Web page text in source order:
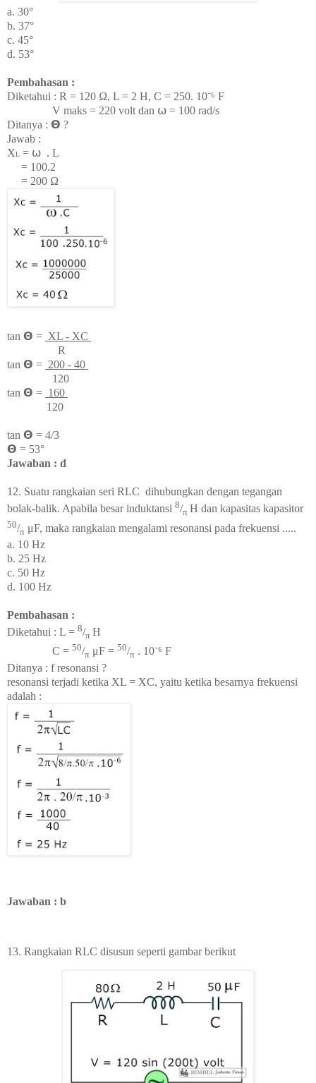
a. 30°
b. 37°
c. 45°
d. 53°
Pembahasan :
Diketahui : R = 120 Ω, L = 2 H, C = 250. 10⁻⁶ F
V maks = 220 volt dan ⍵ = 100 rad/s
Ditanya : 𝝝 ?
Jawab :
XL = ⍵ . L
= 100.2
= 200 Ω
tan 𝝝 = XL - XC
R
tan 𝝝 = 200 - 40
120
tan 𝝝 = 160
120
tan 𝝝 = 4/3
𝝝 = 53°
Jawaban : d
12. Suatu rangkaian seri RLC dihubungkan dengan tegangan
bolak-balik. Apabila besar induktansi 8/π H dan kapasitas kapasitor
50/π μF, maka rangkaian mengalami resonansi pada frekuensi .....
a. 10 Hz
b. 25 Hz
c. 50 Hz
d. 100 Hz
Pembahasan :
Diketahui : L = 8/π H
C = 50/π μF = 50/π . 10⁻⁶ F
Ditanya : f resonansi ?
resonansi terjadi ketika XL = XC, yaitu ketika besarnya frekuensi
adalah :
Jawaban : b
13. Rangkaian RLC disusun seperti gambar berikut